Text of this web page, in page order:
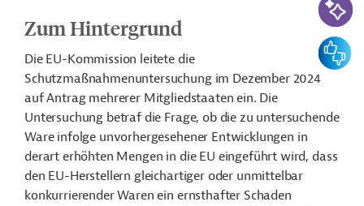
Zum Hintergrund
Die EU-Kommission leitete die
Schutzmaßnahmenuntersuchung im Dezember 2024
auf Antrag mehrerer Mitgliedstaaten ein. Die
Untersuchung betraf die Frage, ob die zu untersuchende
Ware infolge unvorhergesehener Entwicklungen in
derart erhöhten Mengen in die EU eingeführt wird, dass
den EU-Herstellern gleichartiger oder unmittelbar
konkurrierender Waren ein ernsthafter Schaden